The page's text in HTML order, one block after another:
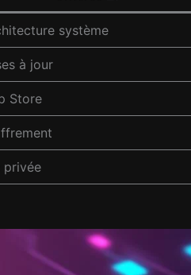
système
à jour
Store
privée